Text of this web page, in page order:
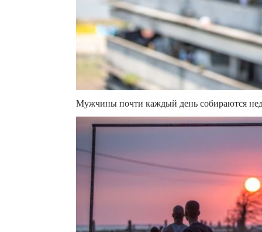
Мужчины почти каждый день собираются